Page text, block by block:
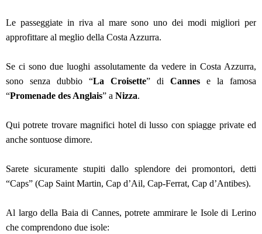
Le passeggiate in riva al mare sono uno dei modi migliori per
approfittare al meglio della Costa Azzurra.
Se ci sono due luoghi assolutamente da vedere in Costa Azzurra,
sono senza dubbio “La Croisette” di Cannes
e la famosa
“Promenade des Anglais” a Nizza.
Qui potrete trovare magnifici hotel di lusso con spiagge private ed
anche sontuose dimore.
Sarete sicuramente stupiti dallo splendore dei promontori, detti
“Caps” (Cap Saint Martin, Cap d’Ail, Cap-Ferrat, Cap d’Antibes).
Al largo della Baia di Cannes, potrete ammirare le Isole di Lerino
che comprendono due isole: